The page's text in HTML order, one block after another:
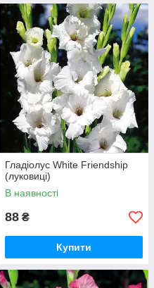
Гладіолус White Friendship
(луковиці)
В наявності
88 ₴
Купити